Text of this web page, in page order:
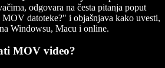
odgovara na česta pitanja poput
datoteke?" i objašnjava kako uvesti,
Windowsu, Macu i online.
MOV video?